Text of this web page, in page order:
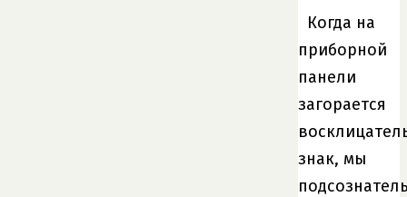
Когда на
приборной
панели
загорается
знак, мы